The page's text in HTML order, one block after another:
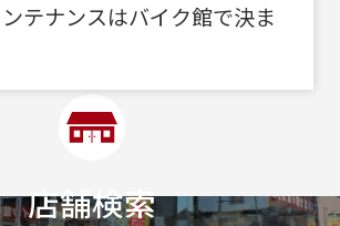
テナンスはバイク館で決ま
店舗検索